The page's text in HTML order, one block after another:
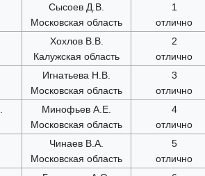
Сысоев Д.В.
Московская область
1
отлично
Хохлов В.В.
Калужская область
2
отлично
Игнатьева Н.В.
Московская область
3
отлично
Минофьев А.Е.
Московская область
4
отлично
Чинаев В.А.
Московская область
5
отлично